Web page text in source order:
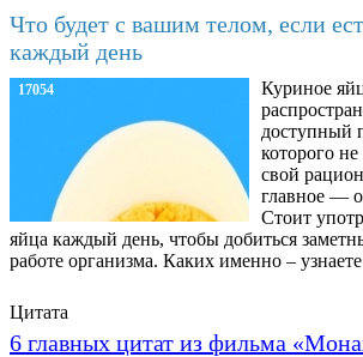
Что будет с вашим телом, если
каждый день
17054
Куриное
доступный
которого
свой
главное —
Стоит
яйца каждый день, чтобы добиться
работе организма. Каких именно –
Цитата
6 главных цитат из фильма